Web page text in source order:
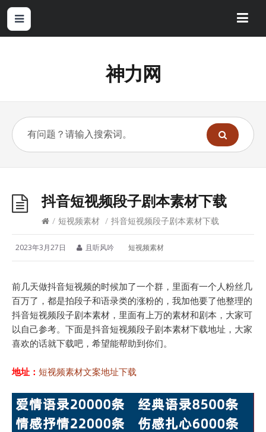
神力网
抖音短视频段子剧本素材下载
/ 短视频素材 / 抖音短视频段子剧本素材下载
2023年3月27日 且听风吟 短视频素材
前几天做抖音短视频的时候加了一个群，里面有一个人粉丝几
百万了，都是拍段子和语录类的涨粉的，我加他要了他整理的
抖音短视频段子剧本素材，里面有上万的素材和剧本，大家可
以自己参考。下面是抖音短视频段子剧本素材下载地址，大家
喜欢的话就下载吧，希望能帮助到你们。
地址： 短视频素材文案地址下载